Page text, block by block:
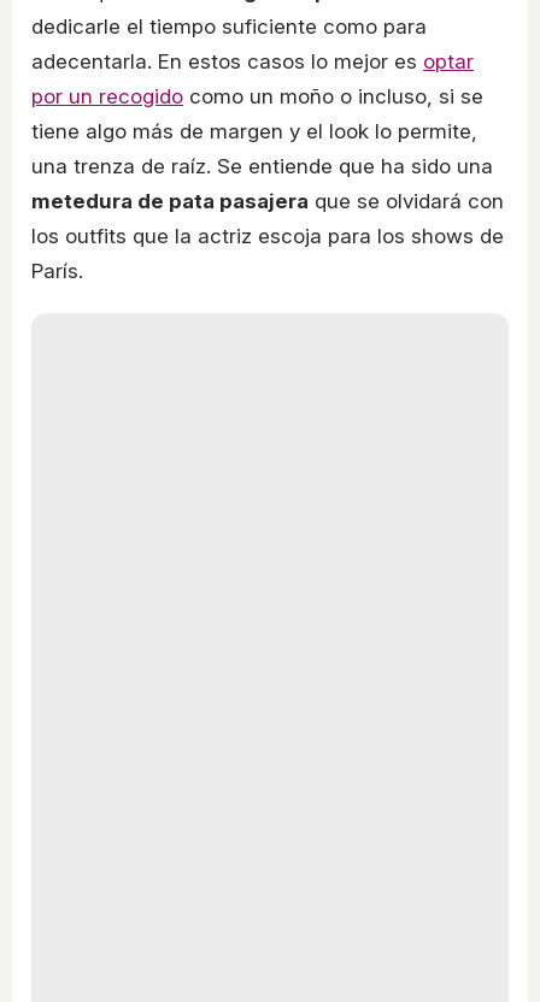
dedicarle el tiempo suficiente como para
adecentarla. En estos casos lo mejor es optar
por un recogido como un moño o incluso, si se
tiene algo más de margen y el look lo permite,
una trenza de raíz. Se entiende que ha sido una
metedura de pata pasajera que se olvidará con
los outfits que la actriz escoja para los shows de
París.